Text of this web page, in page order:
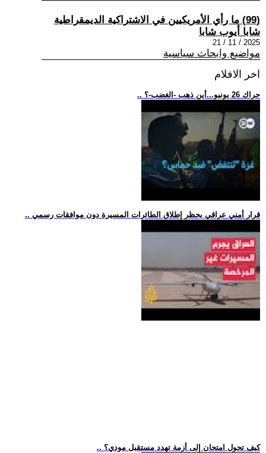
(99) ما رأي الأمريكيين في الاشتراكية الديمقراطية
شابا أيوب شابا
2025 / 11 / 21
مواضيع وابحاث سياسية
اخر الافلام
.. حراك 26 يونيو...أين ذهب -الغضب-؟
.. قرار أمني عراقي يحظر إطلاق الطائرات المسيرة دون موافقات رسمي
.. كيف تحول امتحان إلى أزمة تهدد مستقبل مودي؟